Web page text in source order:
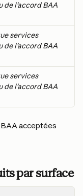
de l'accord BAA
services
de l'accord BAA
services
de l'accord BAA
acceptées
par surface